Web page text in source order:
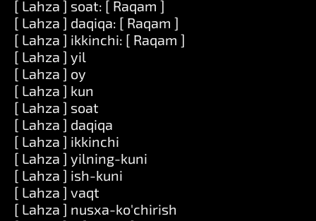
[ Lahza ] soat: [ Raqam ]
[ Lahza ] daqiqa: [ Raqam ]
[ Lahza ] ikkinchi: [ Raqam ]
[ Lahza ] yil
[ Lahza ] oy
[ Lahza ] kun
[ Lahza ] soat
[ Lahza ] daqiqa
[ Lahza ] ikkinchi
[ Lahza ] yilning-kuni
[ Lahza ] ish-kuni
[ Lahza ] vaqt
[ Lahza ] nusxa-ko'chirish